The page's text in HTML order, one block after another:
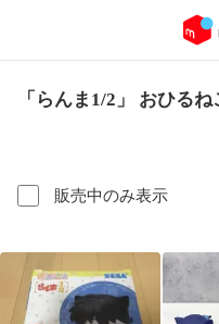
「らんま1/2」 おひる
販売中のみ表示